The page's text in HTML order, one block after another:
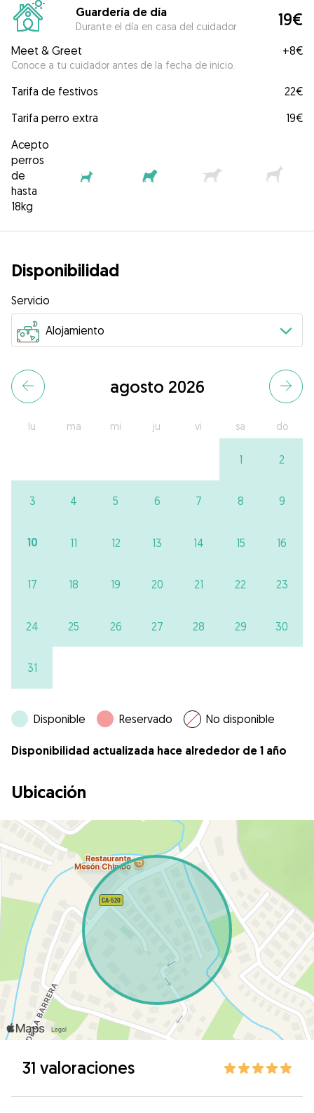
Guardería de día
Durante el día en casa del cuidador 19€
Meet & Greet
Conoce a tu cuidador antes de la fecha de inicio.
+8€
Tarifa de festivos
22€
Tarifa perro extra
19€
Acepto
perros
de
hasta
18kg
Disponibilidad
Servicio
agosto 2026
lu ma mi ju vi sa do
1 2
3 4 5 6 7 8 9
10 11 12 13 14 15 16
17 18 19 20 21 22 23
24 25 26 27 28 29 30
31
Disponible Reservado No disponible
Disponibilidad actualizada hace alrededor de 1 año
Ubicación
31 valoraciones